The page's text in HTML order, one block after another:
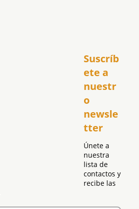
Suscríb
ete a
nuestr
o
newsle
tter
Únete a
nuestra
lista de
contactos y
recibe las